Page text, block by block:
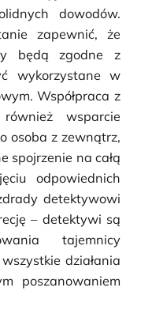
dowodów.
zapewnić, że
będą zgodne z
wykorzystane w
Współpraca z
wsparcie
osoba z zewnątrz,
spojrzenie na całą
odpowiednich
detektywowi
– detektywi są
tajemnicy
działania
poszanowaniem